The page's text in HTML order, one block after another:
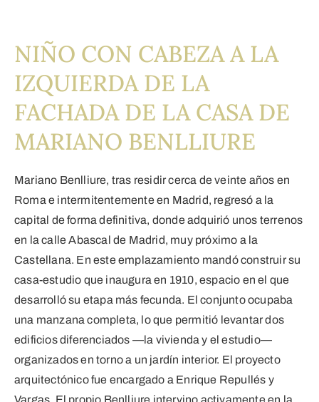
NIÑO CON CABEZA A LA
IZQUIERDA DE LA
FACHADA DE LA CASA DE
MARIANO BENLLIURE
Mariano Benlliure, tras residir cerca de veinte años en
Roma e intermitentemente en Madrid, regresó a la
capital de forma definitiva, donde adquirió unos terrenos
en la calle Abascal de Madrid, muy próximo a la
Castellana. En este emplazamiento mandó construir su
casa-estudio que inaugura en 1910, espacio en el que
desarrolló su etapa más fecunda. El conjunto ocupaba
una manzana completa, lo que permitió levantar dos
edificios diferenciados —la vivienda y el estudio—
organizados en torno a un jardín interior. El proyecto
arquitectónico fue encargado a Enrique Repullés y
Vargas. El propio Benlliure intervino activamente en la